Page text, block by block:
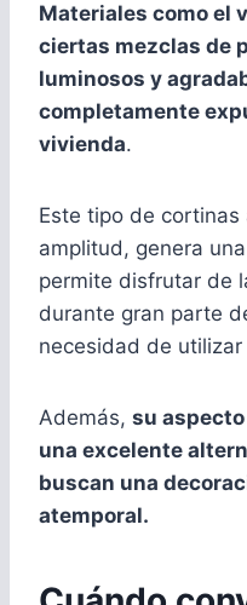
Materiales como el
ciertas mezclas de
luminosos y
completamente
vivienda.
Este tipo de
amplitud, genera
permite disfrutar de
durante gran parte
necesidad de
Además, su
una excelente
buscan una
atemporal.